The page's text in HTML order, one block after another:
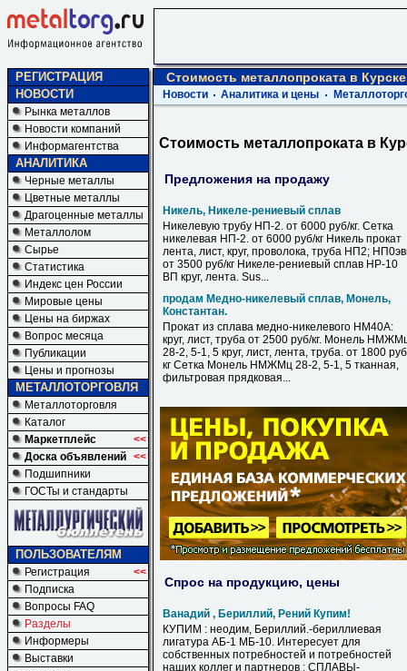
РЕГИСТРАЦИЯ
НОВОСТИ
Рынка металлов
Новости компаний
Информагентства
АНАЛИТИКА
Черные металлы
Цветные металлы
Драгоценные металлы
Металлолом
Сырье
Статистика
Индекс цен России
Мировые цены
Цены на биржах
Вопрос месяца
Публикации
Цены и прогнозы
МЕТАЛЛОТОРГОВЛЯ
Металлоторговля
Каталог
Маркетплейс
<<
Доска объявлений <<
Подшипники
ГОСТы и стандарты
ПОЛЬЗОВАТЕЛЯМ
Регистрация
<<
Подписка
Вопросы FAQ
Разделы
Информеры
Выставки
Стоимость металлопроката в Курске
Новости Аналитика и цены
Стоимость металлопроката в
Предложения на продажу
Никель, Никеле-рениевый сплав
Никелевую трубу НП-2. от 6000 руб/кг. Сетка
никелевая НП-2. от 6000 руб/кг Никель прокат
лента, лист, круг, проволока, труба НП2;
от 3500 руб/кг Никеле-рениевый сплав НР-10
ВП круг, лента. Sus...
продам Медно-никелевый сплав, Монель,
Константан.
Прокат из сплава медно-никелевого НМ40А:
круг, лист, труба от 2500 руб/кг. Монель
28-2, 5-1, 5 круг, лист, лента, труба. от 1800
кг Сетка Монель НМЖМц 28-2, 5-1, 5 тканная,
фильтровая прядковая...
Спрос на продукцию, цены
Ванадий , Бериллий, Рений Купим!
КУПИМ : неодим, Бериллий.-бериллиевая
лигатура АБ-1 МБ-10. Интересует для
собственных потребностей и потребностей
наших коллег и партнеров : СПЛАВЫ-